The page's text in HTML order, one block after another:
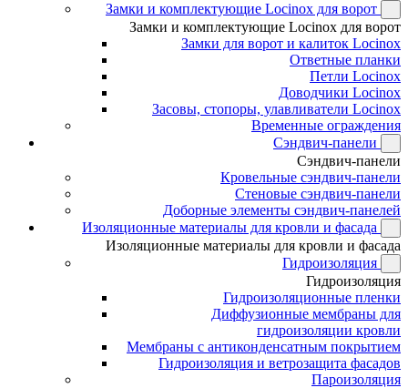
Замки и комплектующие Locinox для ворот
Замки и комплектующие Locinox для ворот
Замки для ворот и калиток Locinox
Ответные планки
Петли Locinox
Доводчики Locinox
Засовы, стопоры, улавливатели Locinox
Временные ограждения
Сэндвич-панели
Сэндвич-панели
Кровельные сэндвич-панели
Стеновые сэндвич-панели
Доборные элементы сэндвич-панелей
Изоляционные материалы для кровли и фасада
Изоляционные материалы для кровли и фасада
Гидроизоляция
Гидроизоляция
Гидроизоляционные пленки
Диффузионные мембраны для
гидроизоляции кровли
Мембраны с антиконденсатным покрытием
Гидроизоляция и ветрозащита фасадов
Пароизоляция